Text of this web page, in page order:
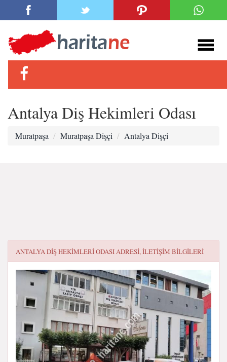
Antalya Diş Hekimleri Odası
Muratpaşa Muratpaşa Dişçi Antalya Dişçi
ANTALYA DIŞ HEKIMLERI ODASIADRESI, ILETIŞIM BILGILERI